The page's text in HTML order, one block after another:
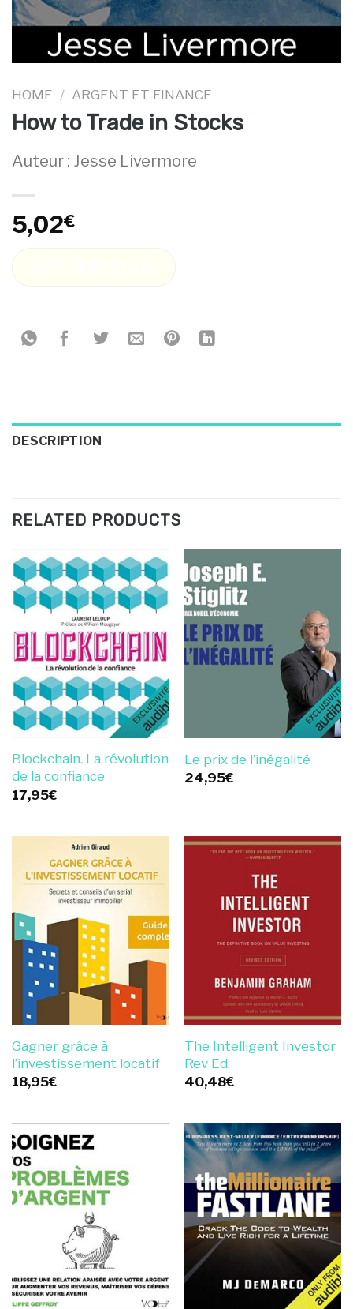
HOME / ARGENT ET FINANCE
How to Trade in Stocks
Auteur : Jesse Livermore
5,02€
DESCRIPTION
RELATED PRODUCTS
Blockchain. La révolution
de la confiance
17,95€
Le prix de l’inégalité
24,95€
Gagner grâce à
l’investissement locatif
18,95€
The Intelligent Investor
Rev Ed.
40,48€